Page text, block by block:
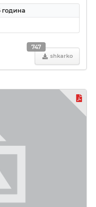
година
shkarko
747